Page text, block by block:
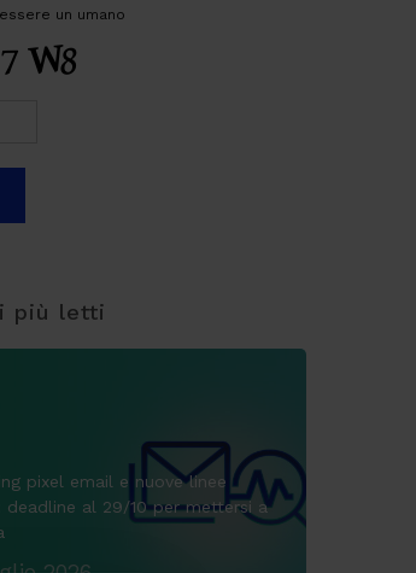
un umano
più letti
pixel email e nuove linee
deadline al 29/10 per mettersi a